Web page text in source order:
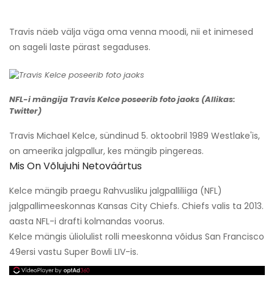
Travis näeb välja väga oma venna moodi, nii et inimesed
on sageli laste pärast segaduses.
NFL-i mängija Travis Kelce poseerib foto jaoks (Allikas:
Twitter)
Travis Michael Kelce, sündinud 5. oktoobril 1989 Westlake'is,
on ameerika jalgpallur, kes mängib pingereas.
Mis On Võlujuhi Netoväärtus
Kelce mängib praegu Rahvusliku jalgpalliliiga (NFL)
jalgpallimeeskonnas Kansas City Chiefs. Chiefs valis ta 2013.
aasta NFL-i drafti kolmandas voorus.
Kelce mängis üliolulist rolli meeskonna võidus San Francisco
49ersi vastu Super Bowli LIV-is.